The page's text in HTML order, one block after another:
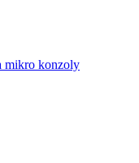
mikro konzoly